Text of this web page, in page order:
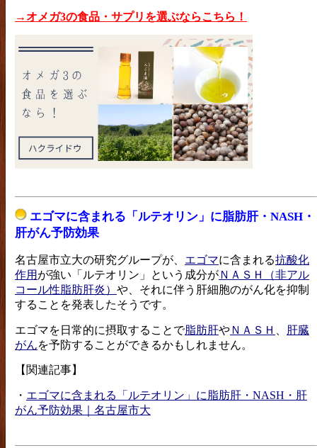
→オメガ3の食品・サプリを選ぶならこちら！
エゴマに含まれる「ルテオリン」に脂肪肝・NASH・
肝がん予防効果
名古屋市立大の研究グループが、 エゴマに含まれる抗酸化
作用 が強い「ルテオリン」という成分が ＮＡＳＨ（非アル
コール性脂肪肝炎） や、それに伴う肝細胞のがん化を抑制
することを発表したそうです。
エゴマを日常的に摂取することで脂肪肝や ＮＡＳＨ
肝臓
がんを予防することができるかもしれません。
【関連記事】
・ エゴマに含まれる「ルテオリン」に脂肪肝・NASH・肝
がん予防効果｜名古屋市大